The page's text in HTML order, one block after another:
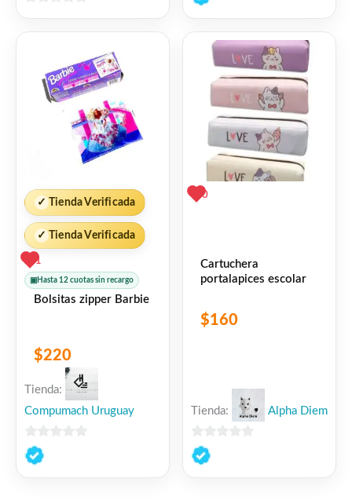
de
✓ Tienda Verificada
✓ Tienda Verificada
1
▣ Hasta 12 cuotas sin recargo
Bolsitas zipper Barbie
$220
Tienda:
Compumach Uruguay
0
de
0
Cartuchera
portalapices escolar
$160
Tienda: Alpha Diem
0
de